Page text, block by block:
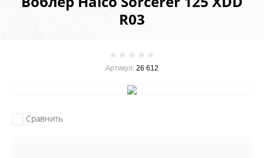
R03
Артикул: 26 612
Сравнить